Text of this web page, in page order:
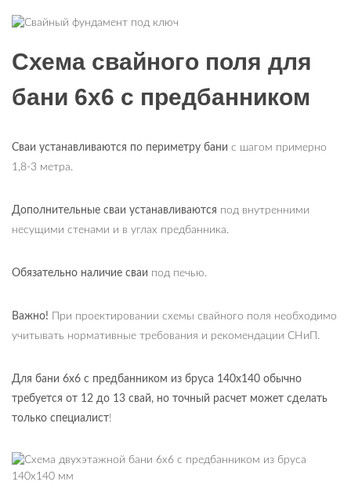
Схема свайного поля для
бани 6х6 с предбанником
Сваи устанавливаются по периметру бани с шагом примерно
1,8-3 метра.
Дополнительные сваи устанавливаются под внутренними
несущими стенами и в углах предбанника.
Обязательно наличие сваи под печью.
Важно! При проектировании схемы свайного поля необходимо
учитывать нормативные требования и рекомендации СНиП.
Для бани 6х6 с предбанником из бруса 140х140 обычно
требуется от 12 до 13 свай, но точный расчет может сделать
только специалист!